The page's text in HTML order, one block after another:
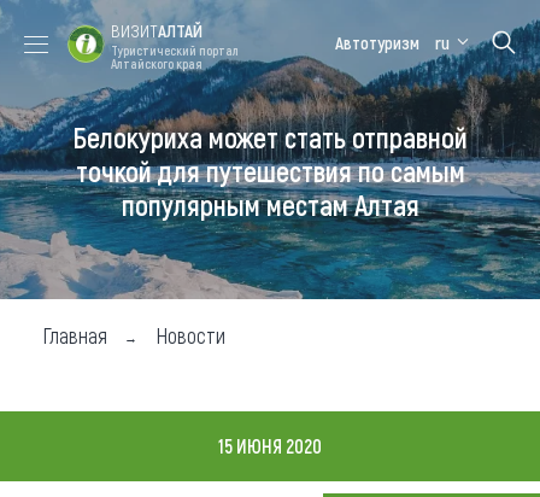
Форум VISIT
ALTAI
Цветение
маральника
Медицинский
форум
Алтайская
зимовка
Туры
Где побывать
Чем заняться
Карта
ВИЗИТАЛТАЙ
Туристический портал
Алтайского края
Автотуризм ru
Белокуриха может стать отправной
точкой для путешествия по самым
популярным местам Алтая
Главная Новости
15 ИЮНЯ 2020